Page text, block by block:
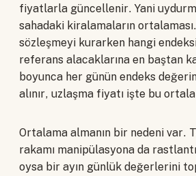
fiyatlarla güncellenir. Yani
sahadaki kiralamaların
sözleşmeyi kurarken hangi
referans alacaklarına en baştan
boyunca her günün endeks
alınır, uzlaşma fiyatı işte bu
Ortalama almanın bir nedeni var.
rakamı manipülasyona da
oysa bir ayın günlük değerlerini